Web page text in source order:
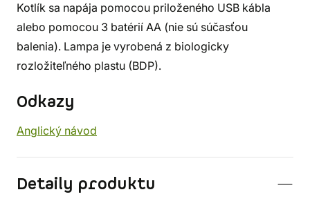
Kotlík sa napája pomocou priloženého USB kábla
alebo pomocou 3 batérií AA (nie sú súčasťou
balenia). Lampa je vyrobená z biologicky
rozložiteľného plastu (BDP).
Odkazy
Anglický návod
Detaily produktu